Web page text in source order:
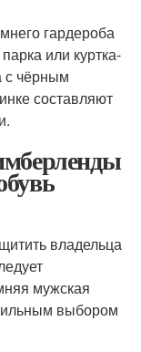
гардероба
или куртка-
с чёрным
составляют
владельца
мужская
выбором